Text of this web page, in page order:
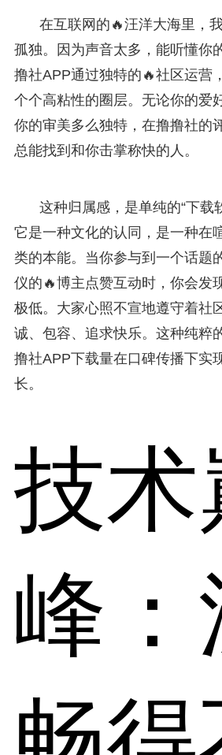
在互联网的🔥汪洋大海里，
孤独。因为声音太多，能听懂你
撸社APP通过独特的🔥社区运营
个个高粘性的圈层。无论你的爱
你的审美多么独特，在撸撸社的
总能找到和你击掌称快的人。
这种归属感，是单纯的“下载
它是一种文化的认同，是一种在
类的本能。当你参与到一个话题
仪的🔥博主点赞互动时，你会发
极低。大家心照不宣地遵守着社
诚、包容、追求快乐。这种纯粹
撸社APP下载量在口碑传播下实
长。
技术
峰：